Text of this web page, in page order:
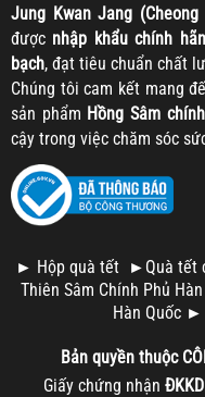
Jung Kwan Jang
được nhập khẩu chính
bạch, đạt tiêu chuẩn chất
Chúng tôi cam kết mang
sản phẩm Hồng Sâm
cậy trong việc chăm sóc
► Hộp quà tết ► Quà tết
Thiên Sâm Chính Phủ
Hàn Quốc ►
Bản quyền thuộc
Giấy chứng nhận ĐKKD